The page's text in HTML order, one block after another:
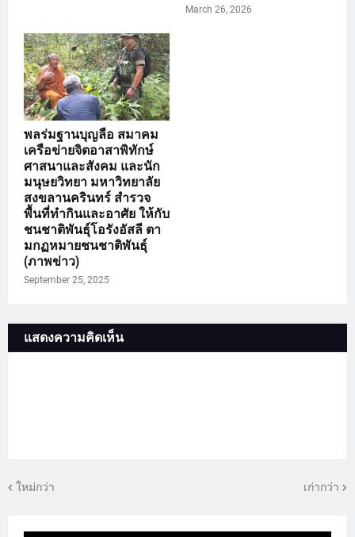
March 26, 2026
พลร่มฐานบุญลือ สมาคม
เครือข่ายจิตอาสาพิทักษ์
ศาสนาและสังคม และนัก
มนุษยวิทยา มหาวิทยาลัย
สงขลานครินทร์ สำรวจ
พื้นที่ทำกินและอาศัย ให้กับ
ชนชาติพันธุ์โอรังอัสลี ตา
มกฏหมายชนชาติพันธุ์
(ภาพข่าว)
September 25, 2025
แสดงความคิดเห็น
ใหม่กว่า เก่ากว่า